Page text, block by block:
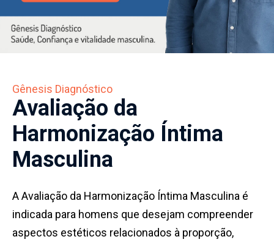
e
Orientações
Blog
•
Resultados
dos
Exames
Gênesis Diagnóstico
Avaliação da
Harmonização Íntima
Masculina
A Avaliação da Harmonização Íntima Masculina é
indicada para homens que desejam compreender
aspectos estéticos relacionados à proporção,